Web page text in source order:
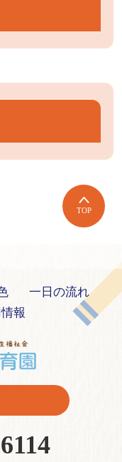
TOP
一日の流れ
報